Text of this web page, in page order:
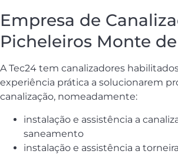
Empresa de
Picheleiros Monte
A Tec24 tem canalizadores
experiência prática a solucionarem
canalização, nomeadamente:
instalação e assistência a
saneamento
instalação e assistência a